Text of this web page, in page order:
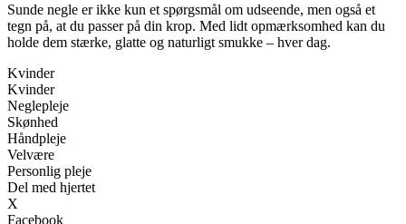
Sunde negle er ikke kun et spørgsmål om udseende, men også et
tegn på, at du passer på din krop. Med lidt opmærksomhed kan du
holde dem stærke, glatte og naturligt smukke – hver dag.
Kvinder
Kvinder
Neglepleje
Skønhed
Håndpleje
Velvære
Personlig pleje
Del med hjertet
X
Facebook